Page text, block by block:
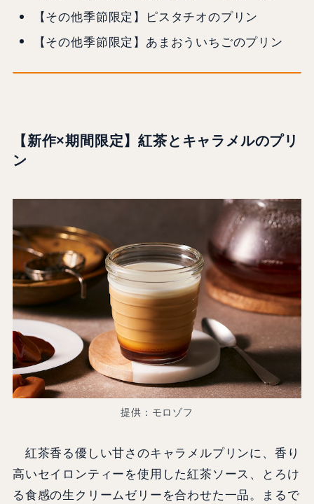
【その他季節限定】ピスタチオのプリン
【その他季節限定】あまおういちごのプリン
【新作×期間限定】紅茶とキャラメルのプリ
ン
提供：モロゾフ
紅茶香る優しい甘さのキャラメルプリンに、香り
高いセイロンティーを使用した紅茶ソース、とろけ
る食感の生クリームゼリーを合わせた一品。まるで